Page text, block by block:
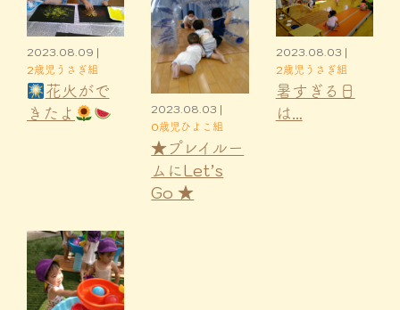
2023.08.09 |
2歳児うさぎ組
花火がで
きたよ
2023.08.03 |
0歳児ひよこ組
★プレイルー
ムにLet’s
Go ★
2023.08.03 |
2歳児うさぎ組
暑すぎる日
は…